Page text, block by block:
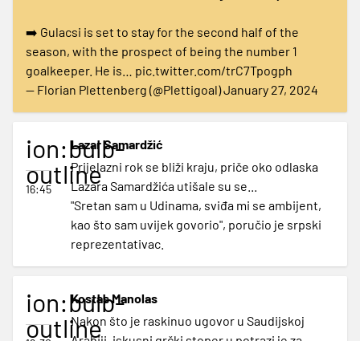
➡️ Gulacsi is set to stay for the second half of the
season, with the prospect of being the number 1
goalkeeper. He is… pic.twitter.com/trC7Tpogph
— Florian Plettenberg (@Plettigoal)January 27, 2024
ion:bulb-
outline
16:45
Lazar Samardžić
Prijelazni rok se bliži kraju, priče oko odlaska
Lazara Samardžića utišale su se...
"Sretan sam u Udinama, sviđa mi se ambijent,
kao što sam uvijek govorio", poručio je srpski
reprezentativac.
ion:bulb-
outline
Kostas Manolas
Nakon što je raskinuo ugovor u Saudijskoj